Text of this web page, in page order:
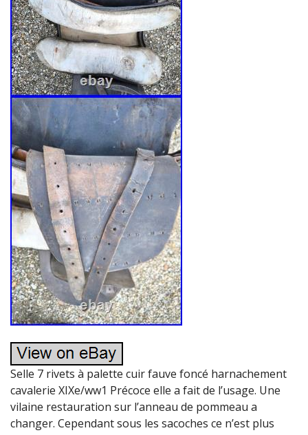
Selle 7 rivets à palette cuir fauve foncé harnachement
cavalerie XIXe/ww1 Précoce elle a fait de l’usage. Une
vilaine restauration sur l’anneau de pommeau a
changer. Cependant sous les sacoches ce n’est plus